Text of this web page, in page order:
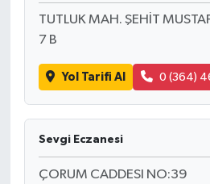
TUTLUK MAH. ŞEHİT
7 B
Yol Tarifi Al 0 (364)
Sevgi Eczanesi
ÇORUM CADDESI NO:39